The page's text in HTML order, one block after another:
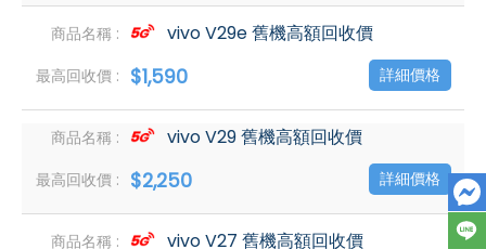
vivo V29e 舊機高額回收價
$1,590 詳細價格
vivo V29 舊機高額回收價
$2,250 詳細價格
vivo V27 舊機高額回收價